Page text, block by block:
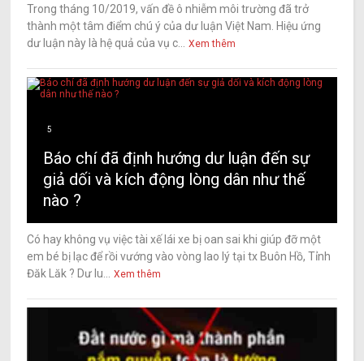
Trong tháng 10/2019, vấn đề ô nhiễm môi trường đã trở
thành một tâm điểm chú ý của dư luận Việt Nam. Hiệu ứng
dư luận này là hệ quả của vụ c...
Xem thêm
5
Báo chí đã định hướng dư luận đến sự
giả dối và kích động lòng dân như thế
nào ?
Có hay không vụ việc tài xế lái xe bị oan sai khi giúp đỡ một
em bé bị lạc để rồi vướng vào vòng lao lý tại tx Buôn Hồ, Tỉnh
Đăk Lăk ? Dư lu...
Xem thêm